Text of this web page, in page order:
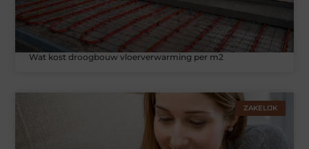
Wat kost droogbouw vloerverwarming per m2
ZAKELIJK